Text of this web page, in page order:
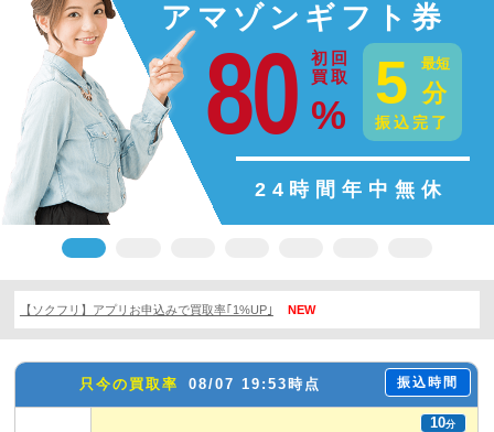
アマゾンギフト券
80
初回
買取
%
5 最短
分
振込完了
24時間年中無休
【ソクフリ】アプリお申込みで買取率｢1%UP｣ NEW
只今の買取率 08/07 19:53時点 振込時間
10分